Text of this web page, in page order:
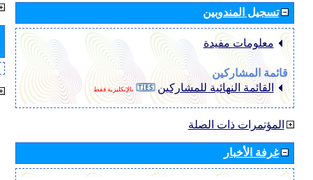
تسجيل المندوبين
معلومات مفيدة
قائمة المشاركين
القائمة النهائية للمشاركين
بالإنكليزية فقط
المؤتمرات ذات الصلة
غرفة الأخبار